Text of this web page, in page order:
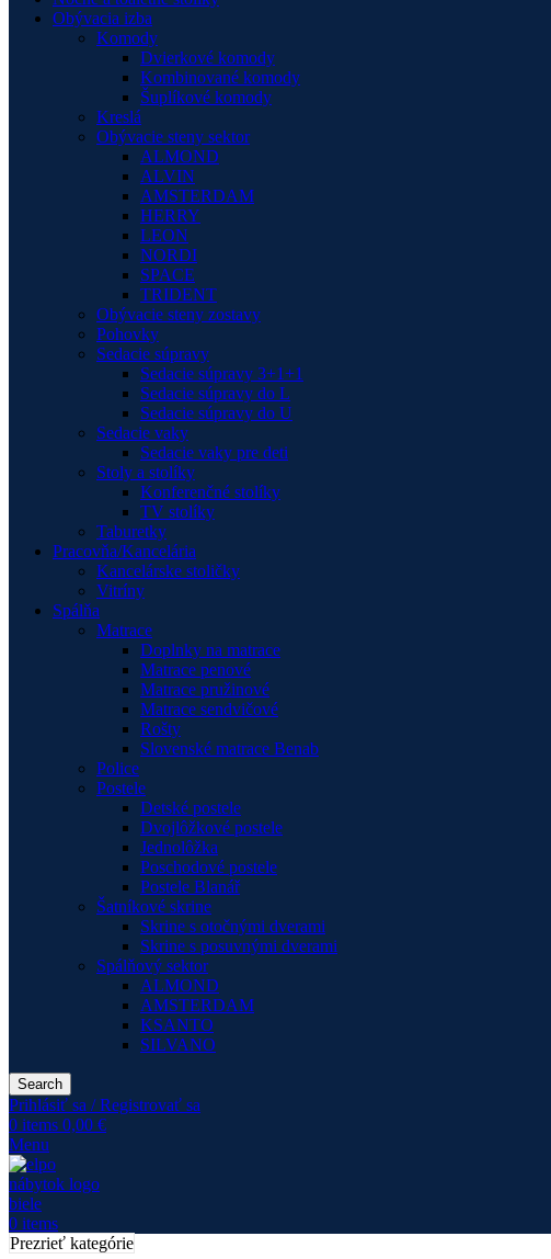
Obývacia izba
Komody
Dvierkové komody
Kombinované komody
Šuplíkové komody
Kreslá
Obývacie steny sektor
ALMOND
ALVIN
AMSTERDAM
HERRY
LEON
NORDI
SPACE
TRIDENT
Obývacie steny zostavy
Pohovky
Sedacie súpravy
Sedacie súpravy 3+1+1
Sedacie súpravy do L
Sedacie súpravy do U
Sedacie vaky
Sedacie vaky pre deti
Stoly a stolíky
Konferenčné stolíky
TV stolíky
Taburetky
Pracovňa/Kancelária
Kancelárske stoličky
Vitríny
Spálňa
Matrace
Doplnky na matrace
Matrace penové
Matrace pružinové
Matrace sendvičové
Rošty
Slovenské matrace Benab
Police
Postele
Detské postele
Dvojlôžkové postele
Jednolôžka
Poschodové postele
Postele Blanář
Šatníkové skrine
Skrine s otočnými dverami
Skrine s posuvnými dverami
Spálňový sektor
ALMOND
AMSTERDAM
KSANTO
SILVANO
Search
Prihlásiť sa / Registrovať sa
0 items 0,00 €
Menu
0 items
Prezrieť kategórie